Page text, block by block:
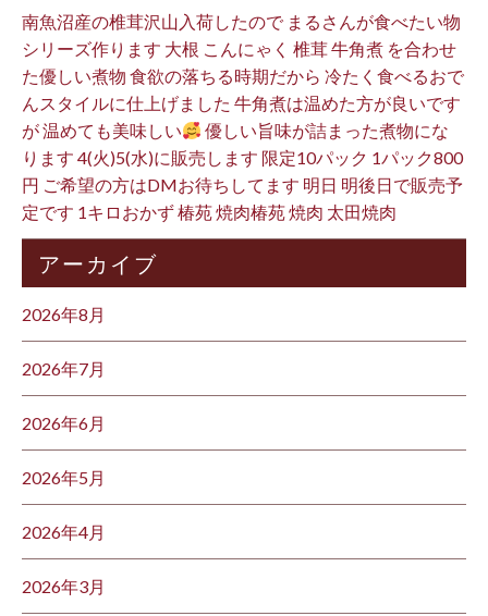
南魚沼産の椎茸沢山入荷したので まるさんが食べたい物
シリーズ作ります 大根 こんにゃく 椎茸 牛角煮 を合わせ
た優しい煮物 食欲の落ちる時期だから 冷たく食べるおで
んスタイルに仕上げました 牛角煮は温めた方が良いです
が 温めても美味しい
優しい旨味が詰まった煮物にな
ります 4(火)5(水)に販売します 限定10パック 1パック800
円 ご希望の方はDMお待ちしてます 明日 明後日で販売予
定です 1キロおかず 椿苑 焼肉椿苑 焼肉 太田焼肉
アーカイブ
2026年8月
2026年7月
2026年6月
2026年5月
2026年4月
2026年3月